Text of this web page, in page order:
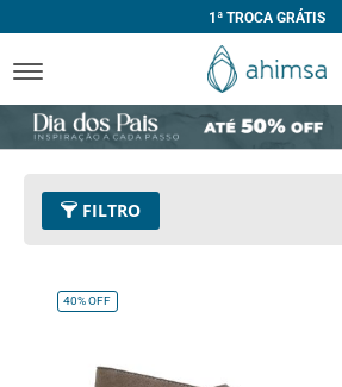
1ª TROCA GRÁTIS
FILTRO
Tamanho
Limpar Tudo
40%OFF